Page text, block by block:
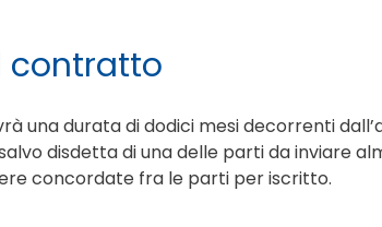
contratto
una durata di dodici mesi decorrenti
disdetta di una delle parti da inviare
concordate fra le parti per iscritto.